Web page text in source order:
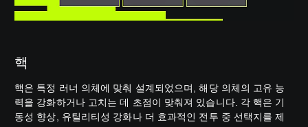
핵
핵은 특정 러너 의체에 맞춰 설계되었으며, 해당 의체의 고유 능
력을 강화하거나 고치는 데 초점이 맞춰져 있습니다. 각 핵은 기
동성 향상, 유틸리티성 강화나 더 효과적인 전투 중 선택지를 제